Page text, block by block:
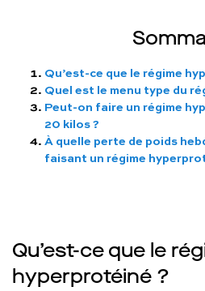
Qu’est-ce que le régime
Quel est le menu type du
Peut-on faire un régime
20 kilos ?
À quelle perte de poids
faisant un régime
Qu’est-ce que le
hyperprotéiné ?